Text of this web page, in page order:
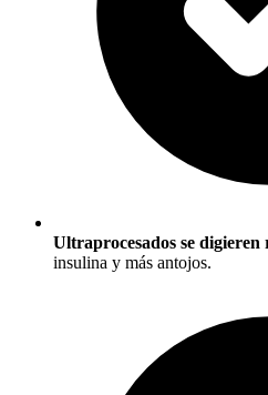
Ultraprocesados se digieren
insulina y más antojos.